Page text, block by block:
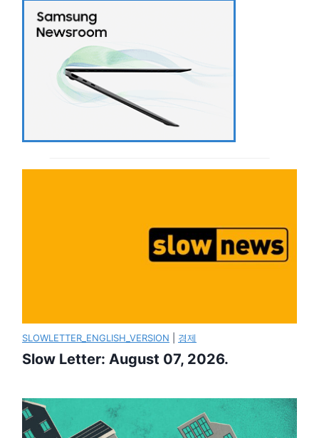
SLOWLETTER_ENGLISH_VERSION 경제
Slow Letter: August 07, 2026.